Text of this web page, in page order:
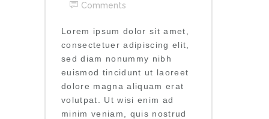
Comments
Lorem ipsum dolor sit amet,
consectetuer adipiscing elit,
sed diam nonummy nibh
euismod tincidunt ut laoreet
dolore magna aliquam erat
volutpat. Ut wisi enim ad
minim veniam, quis nostrud